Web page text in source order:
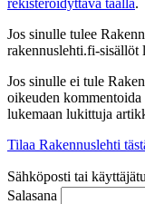
rekisteröidyttävä täällä.
Jos sinulle tulee
rakennuslehti.fi-sisällöt
Jos sinulle ei tule
oikeuden
lukemaan lukittuja
Tilaa Rakennuslehti
Sähköposti tai
Salasana